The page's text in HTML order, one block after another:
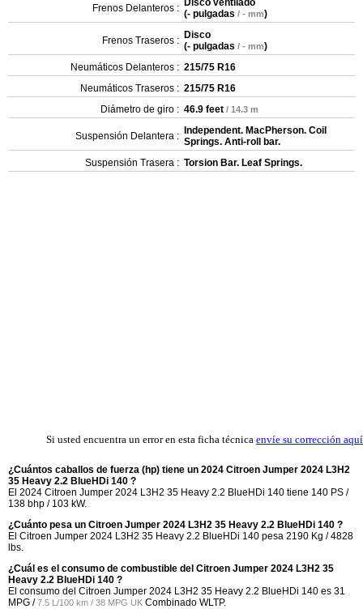
Frenos Delanteros : (- pulgadas / - mm)
Frenos Traseros : Disco
(- pulgadas / - mm)
Neumáticos Delanteros : 215/75 R16
Neumáticos Traseros : 215/75 R16
Diámetro de giro : 46.9 feet / 14.3 m
Suspensión Delantera : Independent. MacPherson. Coil
Springs. Anti-roll bar.
Suspensión Trasera : Torsion Bar. Leaf Springs.
Si usted encuentra un error en esta ficha técnica envíe su corrección aquí
¿Cuántos caballos de fuerza (hp) tiene un 2024 Citroen Jumper 2024 L3H2
35 Heavy 2.2 BlueHDi 140 ?
El 2024 Citroen Jumper 2024 L3H2 35 Heavy 2.2 BlueHDi 140 tiene 140 PS /
138 bhp / 103 kW.
¿Cuánto pesa un Citroen Jumper 2024 L3H2 35 Heavy 2.2 BlueHDi 140 ?
El Citroen Jumper 2024 L3H2 35 Heavy 2.2 BlueHDi 140 pesa 2190 Kg / 4828
lbs.
¿Cuál es el consumo de combustible del Citroen Jumper 2024 L3H2 35
Heavy 2.2 BlueHDi 140 ?
El consumo del Citroen Jumper 2024 L3H2 35 Heavy 2.2 BlueHDi 140 es 31
MPG /7.5 L/100 km / 38 MPG UK Combinado WLTP.